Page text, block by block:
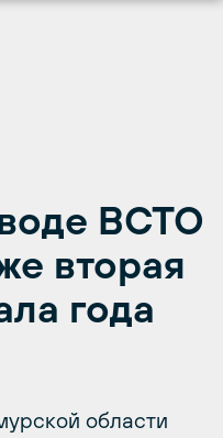
ВСТО
вторая
года
области